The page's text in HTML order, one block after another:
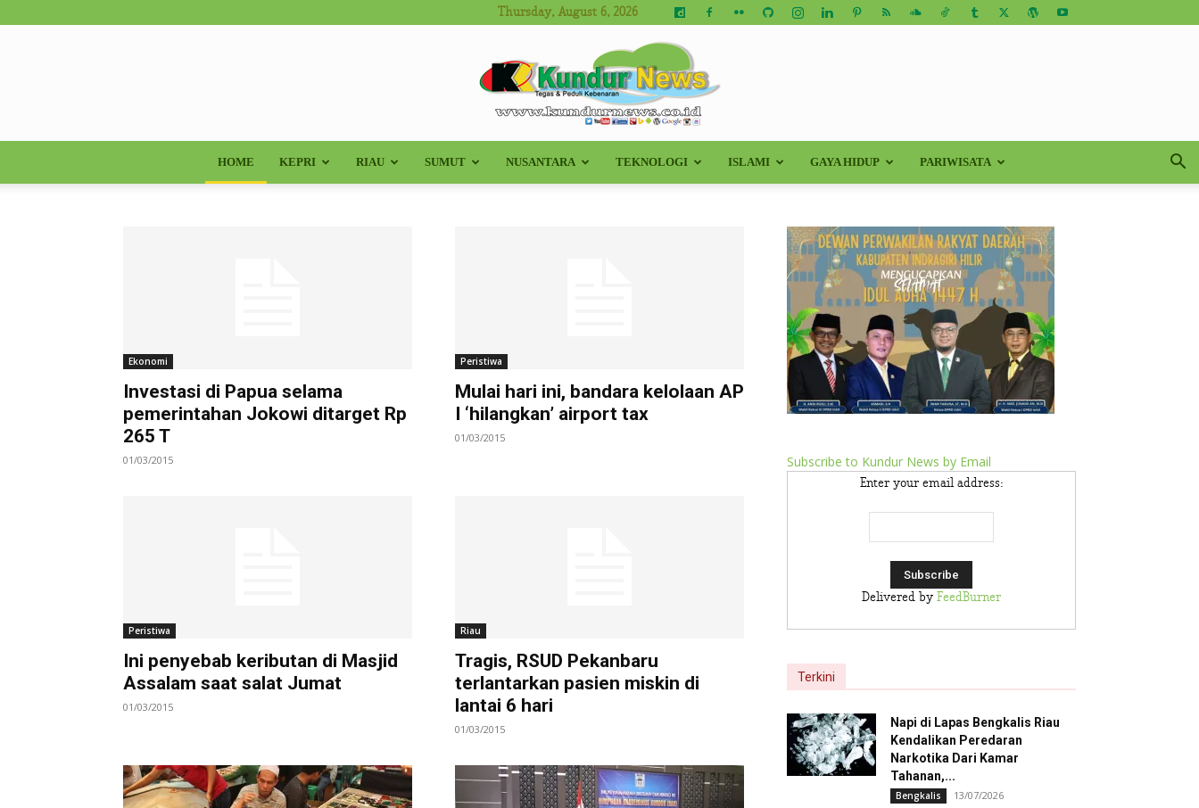
Thursday, August 6, 2026
Kundur
HOME KEPRI RIAU SUMUT NUSANTARA TEKNOLOGI ISLAMI GAYA HIDUP PARIWISATA
Ekonomi
Investasi di Papua selama
pemerintahan Jokowi ditarget Rp
265 T
01/03/2015
Peristiwa
Mulai hari ini, bandara kelolaan AP
I ‘hilangkan’ airport tax
01/03/2015
Peristiwa
Ini penyebab keributan di Masjid
Assalam saat salat Jumat
01/03/2015
Riau
Tragis, RSUD Pekanbaru
terlantarkan pasien miskin di
lantai 6 hari
01/03/2015
Subscribe to Kundur News by Email
Enter your email address:
Delivered by FeedBurner
Terkini
Napi di Lapas Bengkalis Riau
Kendalikan Peredaran
Narkotika Dari Kamar
Tahanan,...
Bengkalis 13/07/2026